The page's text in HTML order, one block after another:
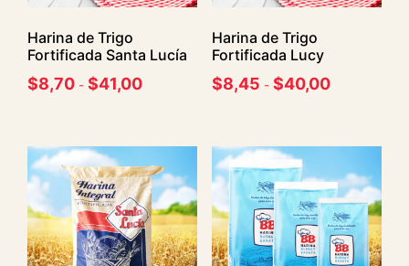
Harina de Trigo
Fortificada Santa Lucía
$8,70 - $41,00
Harina de Trigo
Fortificada Lucy
$8,45 - $40,00